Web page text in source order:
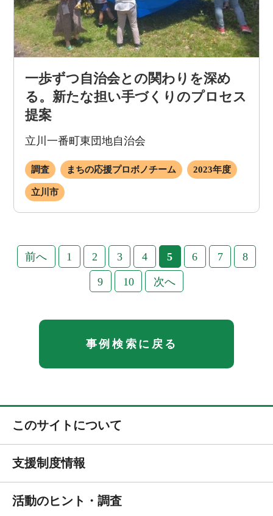
一歩ずつ自治会との関わりを深め
る。新たな担い手づくりのプロセス
提案
立川一番町東団地自治会
調査 まちの応援プロボノチーム 2023年度
立川市
前へ 1 2 3 4 5 6 7 8
9 10 次へ
事例検索に戻る
このサイトについて
支援制度情報
活動のヒント・調査